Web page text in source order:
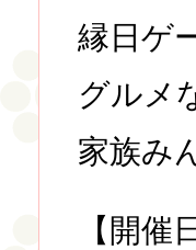
縁日ゲ
グルメ
家族み
【開